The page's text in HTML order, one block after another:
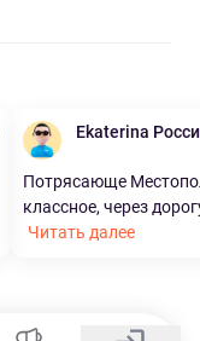
Ekaterina
Потрясающе
классное, через
Читать далее